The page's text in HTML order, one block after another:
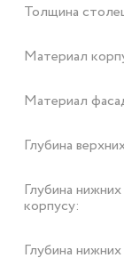
Толщина
Материал
Материал
Глубина
Глубина
корпусу:
Глубина